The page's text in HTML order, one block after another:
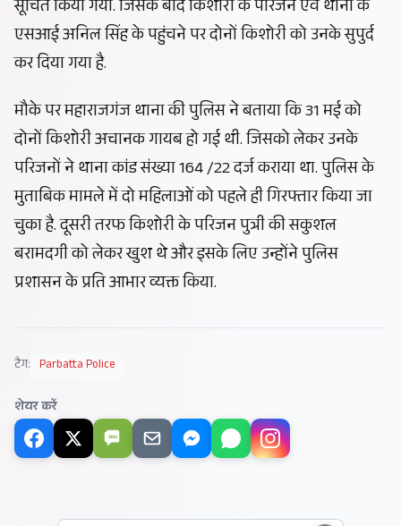
सूचित किया गया. जिसके बाद किशोरी के परिजन एवं थाना के
एसआई अनिल सिंह के पहुंचने पर दोनों किशोरी को उनके सुपुर्द
कर दिया गया है.
मौके पर महाराजगंज थाना की पुलिस ने बताया कि 31 मई को
दोनों किशोरी अचानक गायब हो गई थी. जिसको लेकर उनके
परिजनों ने थाना कांड संख्या 164 /22 दर्ज कराया था. पुलिस के
मुताबिक मामले में दो महिलाओं को पहले ही गिरफ्तार किया जा
चुका है. दूसरी तरफ किशोरी के परिजन पुत्री की सकुशल
बरामदगी को लेकर खुश थे और इसके लिए उन्होंने पुलिस
प्रशासन के प्रति आभार व्यक्त किया.
टैग: Parbatta Police
शेयर करें
SMS